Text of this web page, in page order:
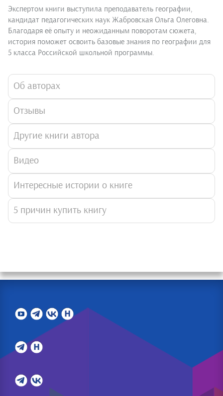
Экспертом книги выступила преподаватель географии,
кандидат педагогических наук Жабровская Ольга Олеговна.
Благодаря её опыту и неожиданным поворотам сюжета,
история поможет освоить базовые знания по географии для
5 класса Российской школьной программы.
Об авторах
Отзывы
Другие книги автора
Видео
Интересные истории о книге
5 причин купить книгу